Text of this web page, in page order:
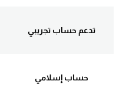
تدعم حساب تجريبي
حساب إسلامي